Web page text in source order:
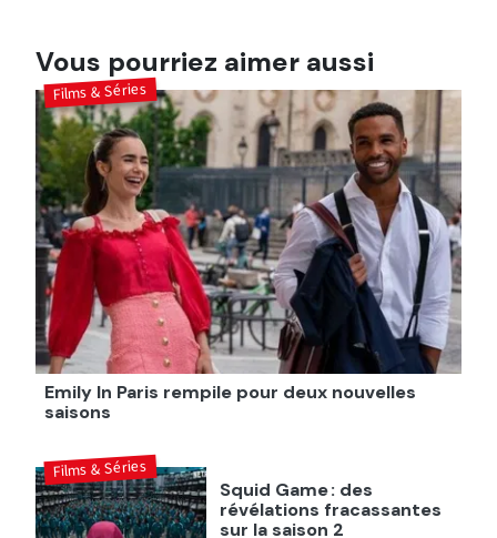
Vous pourriez aimer aussi
Emily In Paris rempile pour deux nouvelles
saisons
Films & Séries
Squid Game : des
révélations fracassantes
sur la saison 2
Films & Séries